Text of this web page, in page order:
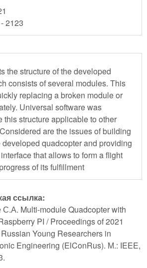
2123
the structure of the developed
of several modules. This
replacing a broken module or
Universal software was
this structure applicable to other
are the issues of building
quadcopter and providing
that allows to form a flight
of its fulfillment
ссылка:
Multi-module Quadcopter with
PI / Proceedings of 2021
Young Researchers in
Engineering (ElConRus). М.: IEEE,